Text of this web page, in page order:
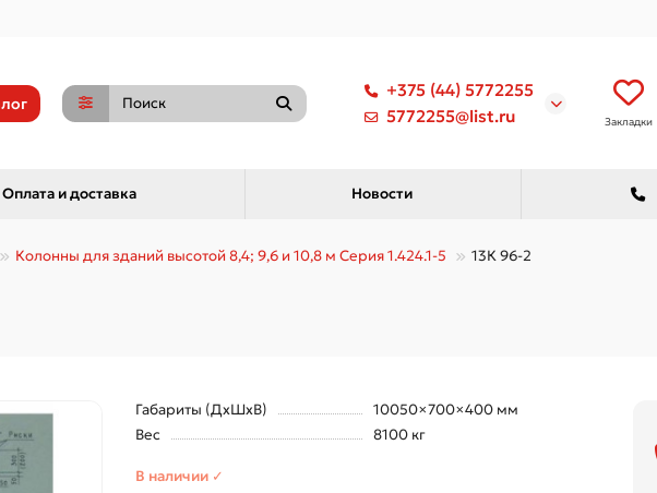
+375 (44) 5772255
5772255@list.ru
Закладки
Оплата и доставка Новости
Колонны для зданий высотой 8,4; 9,6 и 10,8 м Серия 1.424.1-5 13К 96-2
Габариты (ДхШхВ)
10050×700×400 мм
Вес
8100 кг
В наличии ✓